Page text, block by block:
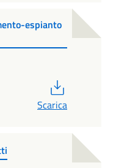
espianto
Scarica